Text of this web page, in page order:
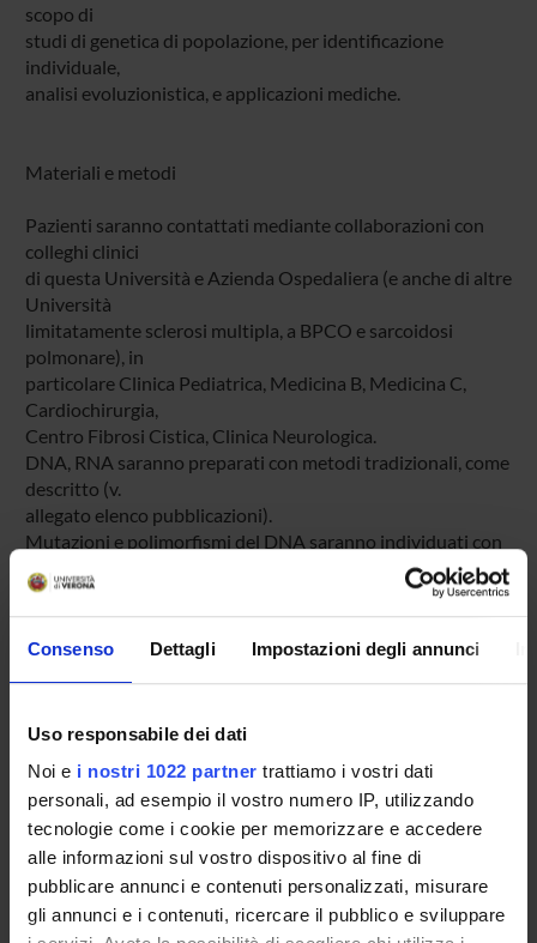
Consenso Dettagli Impostazioni degli annunci
Uso responsabile dei dati
Noi e i nostri 1022 partner trattiamo i vostri dati
personali, ad esempio il vostro numero IP, utilizzando
tecnologie come i cookie per memorizzare e accedere
alle informazioni sul vostro dispositivo al fine di
pubblicare annunci e contenuti personalizzati, misurare
gli annunci e i contenuti, ricercare il pubblico e sviluppare
scopo di
studi di genetica di popolazione, per identificazione
individuale,
analisi evoluzionistica, e applicazioni mediche.
Materiali e metodi
Pazienti saranno contattati mediante collaborazioni con
colleghi clinici
di questa Università e Azienda Ospedaliera (e anche di altre
Università
limitatamente sclerosi multipla, a BPCO e sarcoidosi
polmonare), in
particolare Clinica Pediatrica, Medicina B, Medicina C,
Cardiochirurgia,
Centro Fibrosi Cistica, Clinica Neurologica.
DNA, RNA saranno preparati con metodi tradizionali, come
descritto (v.
allegato elenco pubblicazioni).
Mutazioni e polimorfismi del DNA saranno individuati con
metodi
descritti (v. allegato elenco pubblicazioni) e con la messa a
punto di
nuovi metodi di analisi rapida.
automatico, come descritto.
Analisi statistiche genetiche di linkage e associazione come
descritto
(4, e allegato elenco pubblicazioni).
Risultati attesi
Caratterizzazione di nuove mutazioni geniche e
polimorfismi del DNA e